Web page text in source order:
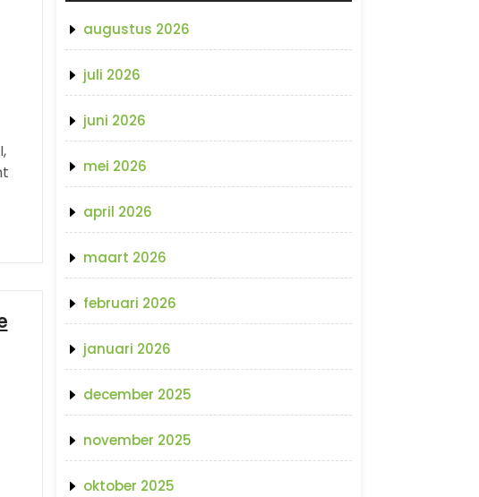
augustus 2026
juli 2026
juni 2026
mei 2026
april 2026
maart 2026
februari 2026
januari 2026
december 2025
november 2025
oktober 2025